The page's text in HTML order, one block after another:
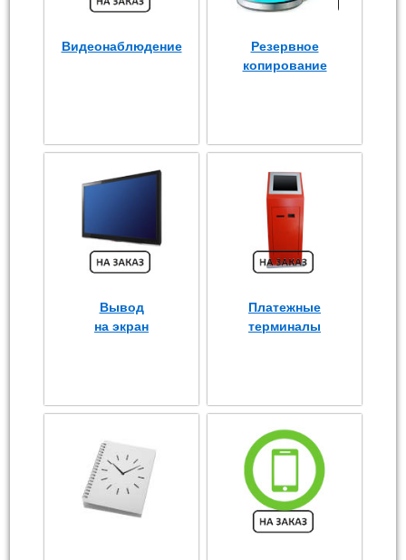
Видеонаблюдение
Резервное
копирование
Вывод
на экран
Платежные
терминалы